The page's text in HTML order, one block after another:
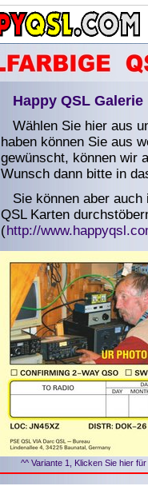
Happy QSL
Wählen Sie hier aus
haben können Sie aus
gewünscht, können wir
Wunsch dann bitte in
Sie können aber
QSL Karten
(http://
^^ Variante 1, Klicken Sie hier